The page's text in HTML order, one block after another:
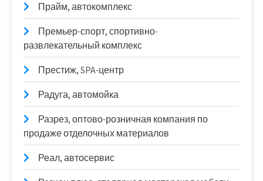
Прайм, автокомплекс
Премьер-спорт, спортивно-
развлекательный комплекс
Престиж, SPA-центр
Радуга, автомойка
Разрез, оптово-розничная компания по
продаже отделочных материалов
Реал, автосервис